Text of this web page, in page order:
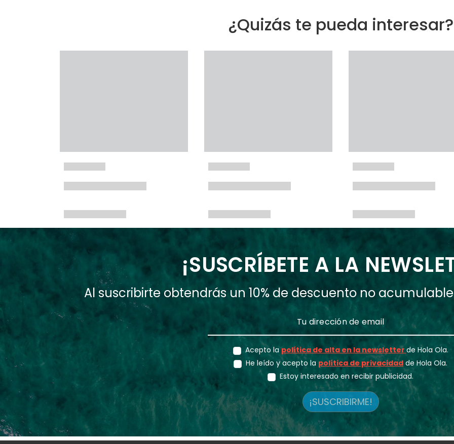
¿Quizás te pueda interesar?
¡SUSCRÍBETE A LA
Al suscribirte obtendrás un 10% de descuento no
Acepto la política de alta en la newsletter de Hola Ola.
He leído y acepto la política de privacidad de Hola Ola.
Estoy interesado en recibir publicidad.
¡SUSCRIBIRME!